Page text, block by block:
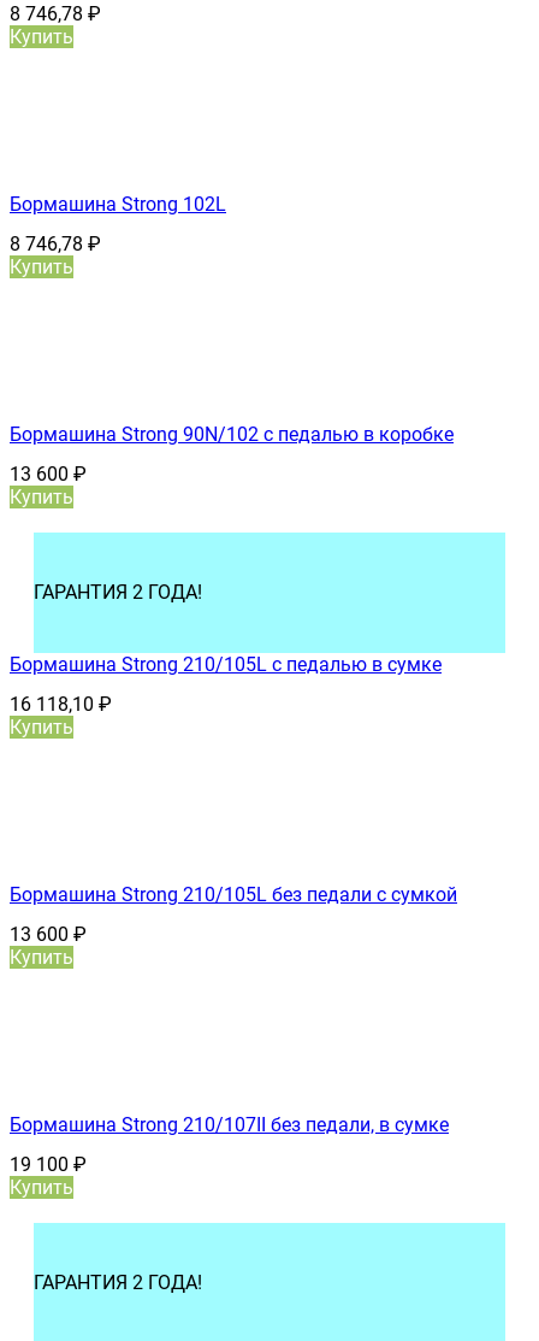
8 746,78 ₽
Купить
Бормашина Strong 102L
8 746,78 ₽
Купить
Бормашина Strong 90N/102 с педалью в коробке
13 600 ₽
Купить
ГАРАНТИЯ 2 ГОДА!
Бормашина Strong 210/105L с педалью в сумке
16 118,10 ₽
Купить
Бормашина Strong 210/105L без педали с сумкой
13 600 ₽
Купить
Бормашина Strong 210/107II без педали, в сумке
19 100 ₽
Купить
ГАРАНТИЯ 2 ГОДА!